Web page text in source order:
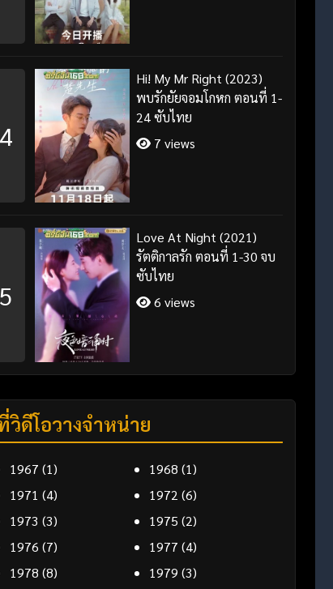
4
Hi! My Mr Right (2023)
พบรักยัยจอมโกหก ตอนที่ 1-
24 ซับไทย
7 views
5
Love At Night (2021)
รัตติกาลรัก ตอนที่ 1-30 จบ
ซับไทย
6 views
วิดีโอวางจำหน่าย
1967 (1) 1968 (1)
1971 (4) 1972 (6)
1973 (3) 1975 (2)
1976 (7) 1977 (4)
1978 (8) 1979 (3)